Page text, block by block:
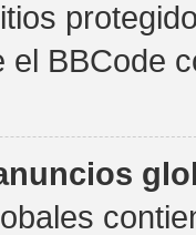
el BBCode